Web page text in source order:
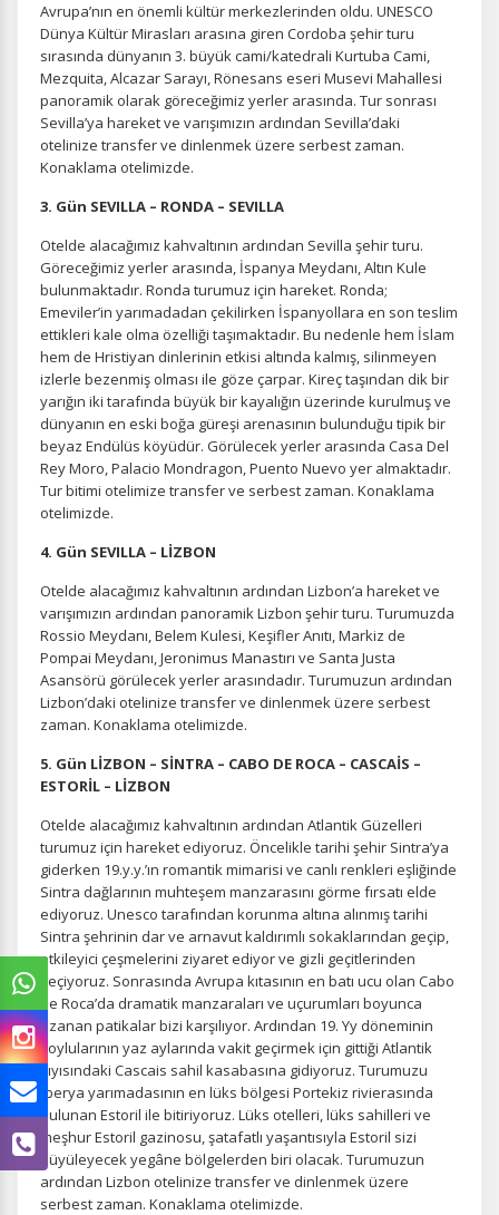
Avrupa’nın en önemli kültür merkezlerinden oldu. UNESCO
Dünya Kültür Mirasları arasına giren Cordoba şehir turu
sırasında dünyanın 3. büyük cami/katedrali Kurtuba Cami,
Mezquita, Alcazar Sarayı, Rönesans eseri Musevi Mahallesi
panoramik olarak göreceğimiz yerler arasında. Tur sonrası
Sevilla’ya hareket ve varışımızın ardından Sevilla’daki
otelinize transfer ve dinlenmek üzere serbest zaman.
Konaklama otelimizde.
3. Gün SEVILLA – RONDA – SEVILLA
Otelde alacağımız kahvaltının ardından Sevilla şehir turu.
Göreceğimiz yerler arasında, İspanya Meydanı, Altın Kule
bulunmaktadır. Ronda turumuz için hareket. Ronda;
Emeviler’in yarımadadan çekilirken İspanyollara en son teslim
ettikleri kale olma özelliği taşımaktadır. Bu nedenle hem İslam
hem de Hristiyan dinlerinin etkisi altında kalmış, silinmeyen
izlerle bezenmiş olması ile göze çarpar. Kireç taşından dik bir
yarığın iki tarafında büyük bir kayalığın üzerinde kurulmuş ve
dünyanın en eski boğa güreşi arenasının bulunduğu tipik bir
beyaz Endülüs köyüdür. Görülecek yerler arasında Casa Del
Rey Moro, Palacio Mondragon, Puento Nuevo yer almaktadır.
Tur bitimi otelimize transfer ve serbest zaman. Konaklama
otelimizde.
4. Gün SEVILLA – LİZBON
Otelde alacağımız kahvaltının ardından Lizbon’a hareket ve
varışımızın ardından panoramik Lizbon şehir turu. Turumuzda
Rossio Meydanı, Belem Kulesi, Keşifler Anıtı, Markiz de
Pompai Meydanı, Jeronimus Manastırı ve Santa Justa
Asansörü görülecek yerler arasındadır. Turumuzun ardından
Lizbon’daki otelinize transfer ve dinlenmek üzere serbest
zaman. Konaklama otelimizde.
5. Gün LİZBON – SİNTRA – CABO DE ROCA – CASCAİS –
ESTORİL – LİZBON
Otelde alacağımız kahvaltının ardından Atlantik Güzelleri
turumuz için hareket ediyoruz. Öncelikle tarihi şehir Sintra’ya
giderken 19.y.y.’ın romantik mimarisi ve canlı renkleri eşliğinde
Sintra dağlarının muhteşem manzarasını görme fırsatı elde
ediyoruz. Unesco tarafından korunma altına alınmış tarihi
Sintra şehrinin dar ve arnavut kaldırımlı sokaklarından geçip,
etkileyici çeşmelerini ziyaret ediyor ve gizli geçitlerinden
geçiyoruz. Sonrasında Avrupa kıtasının en batı ucu olan Cabo
de Roca’da dramatik manzaraları ve uçurumları boyunca
uzanan patikalar bizi karşılıyor. Ardından 19. Yy döneminin
soylularının yaz aylarında vakit geçirmek için gittiği Atlantik
kıyısındaki Cascais sahil kasabasına gidiyoruz. Turumuzu
İberya yarımadasının en lüks bölgesi Portekiz rivierasında
bulunan Estoril ile bitiriyoruz. Lüks otelleri, lüks sahilleri ve
meşhur Estoril gazinosu, şatafatlı yaşantısıyla Estoril sizi
büyüleyecek yegâne bölgelerden biri olacak. Turumuzun
ardından Lizbon otelinize transfer ve dinlenmek üzere
serbest zaman. Konaklama otelimizde.